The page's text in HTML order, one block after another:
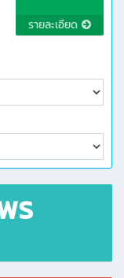
รายละเอียด
ร